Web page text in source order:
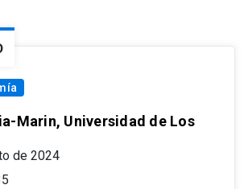
Marin, Universidad de Los
de 2024